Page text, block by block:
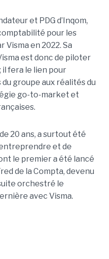
et PDG d’Inqom,
pour les
en 2022. Sa
est donc de piloter
il fera le lien pour
groupe aux réalités du
go-to-market et
20 ans, a surtout été
et de
le premier a été lancé
de la Compta, devenu
orchestré le
avec Visma.